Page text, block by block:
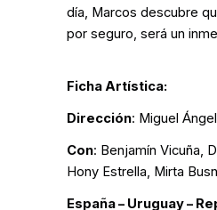
día, Marcos descubre
por seguro, será un
Ficha Artística:
Dirección: Miguel
Con: Benjamín Vicuña,
Hony Estrella, Mirta
España – Uruguay –